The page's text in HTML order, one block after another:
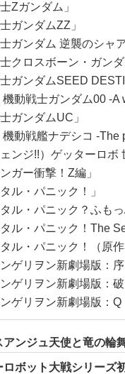
Ζガンダム」
ガンダムZZ」
士ガンダム 逆襲のシャア
士クロスボーン・ガンダ
士ガンダムSEED
機動戦士ガンダム00 -A
ガンダムUC」
機動戦艦ナデシコ -The
ェンジ!!）ゲッターロボ
ガー衝撃！Z編」
ル・パニック！」
タル・パニック？ふもっ
タル・パニック！The
タル・パニック！（原作
ンゲリヲン新劇場版：序
ンゲリヲン新劇場版：破
ンゲリヲン新劇場版：Q
アンジュ天使と竜の輪舞
ロボット大戦シリーズ